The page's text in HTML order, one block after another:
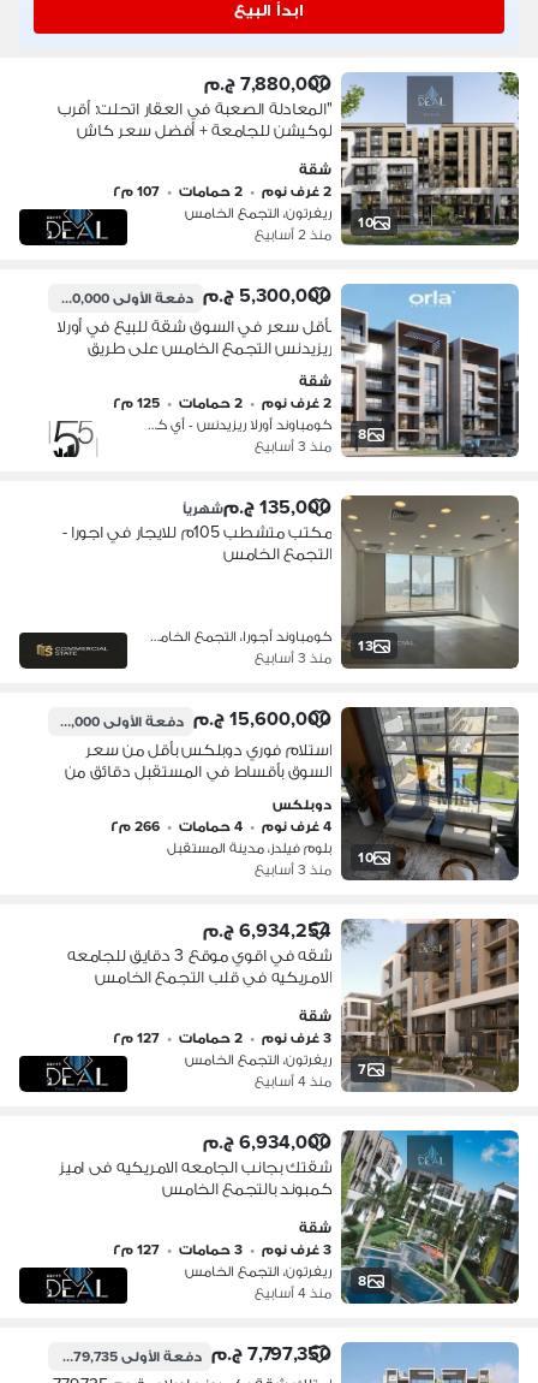
ابدأ البيع
10
7,880,000 ج.م
"المعادلة الصعبة في العقار اتحلت: أقرب
لوكيشن للجامعة + أفضل سعر كاش
شقة
2 غرف نوم
• 2 حمامات • 107 م٢
ريفرتون، التجمع الخامس
منذ 2 أسابيع
8
5,300,000 ج.م دفعة الأولى3,500,000 ج.م
بأقل سعر في السوق شقة للبيع في أورلا
ريزيدنس التجمع الخامس على طريق
السويس نص تشطيب للبيع بدفع مقدم
cairo
شقة
2 غرف نوم
• 2 حمامات • 125 م٢
كومباوند أورلا ريزيدنس - أي كابيتال…
منذ 3 أسابيع
13
135,000 ج.م شهرياً
مكتب متشطب 105م للايجار في اجورا -
التجمع الخامس
كومباوند أجورا، التجمع الخامس
منذ 3 أسابيع
10
15,600,000 ج.م دفعة الأولى1,560,000 ج.م
استلام فوري دوبلكس بأقل من سعر
السوق بأقساط في المستقبل دقائق من
دوبلكس
4 غرف نوم
• 4 حمامات • 266 م٢
بلوم فيلدز، مدينة المستقبل
منذ 3 أسابيع
7
6,934,254 ج.م
شقه في اقوي موقع 3 دقايق للجامعه
الامريكيه في قلب التجمع الخامس
شقة
3 غرف نوم
• 2 حمامات • 127 م٢
ريفرتون، التجمع الخامس
منذ 4 أسابيع
8
6,934,000 ج.م
شقتك بجانب الجامعه الامريكيه فى اميز
كمبوند بالتجمع الخامس
شقة
3 غرف نوم
• 3 حمامات • 127 م٢
ريفرتون، التجمع الخامس
منذ 4 أسابيع
7,797,350 ج.م دفعة الأولى779,735 ج.م